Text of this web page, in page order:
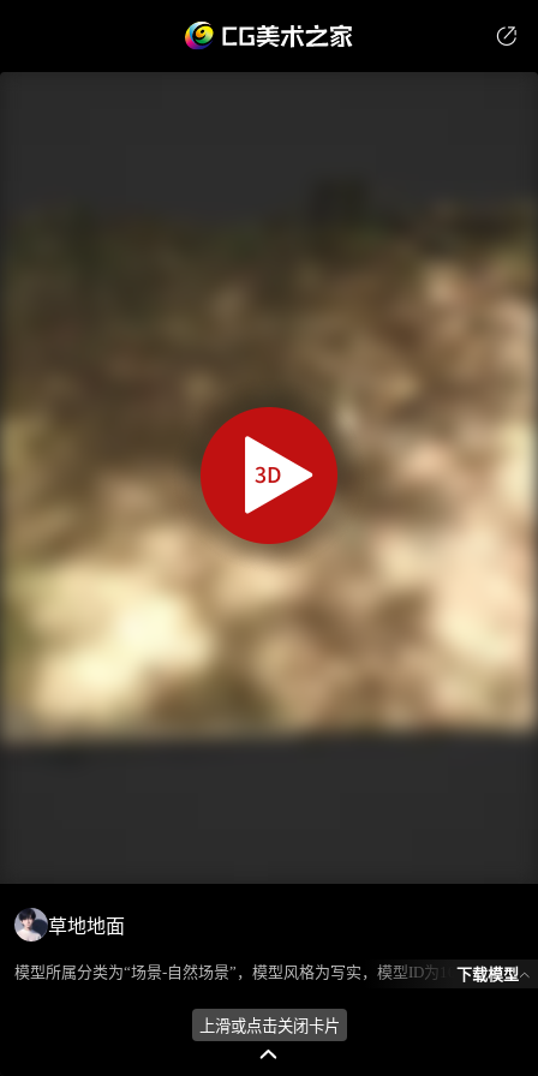
草地地面
模型所属分类为“场景-自然场景”，模型风格为写实，模型ID为101729，本模型由设计师 ℒℴѵℯ蓝色的梦এ⁵²º᭄এ 在2024-09-01 15:59:44上传，含.fbx，.gltf相关源文件下载格式，点数为190094，面数为200000，材质数为1，贴图数为1，CG美术之家持续为您更新与数字孪生、影视动画和游戏VR等相关优质资源。
下载模型
上滑或点击关闭卡片